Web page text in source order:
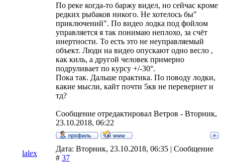
По реке когда-то баржу видел, но сейчас кроме
редких рыбаков никого. Не хотелось бы"
приключений". По видео лодка под фойлом
управляется я так понимаю неплохо, за счёт
инертности. То есть это не неуправляемый
объект. Люди на видео опускают одно весло ,
как киль, а другой человек примерно
подруливает по курсу +/-30°.
Пока так. Дальше практика. По поводу лодки,
какие мысли, кайт почти 5кв не перевернет и
тд?
Сообщение отредактировал Ветров - Вторник,
23.10.2018, 06:22
lalex
Дата: Вторник, 23.10.2018, 06:35 | Сообщение
# 37